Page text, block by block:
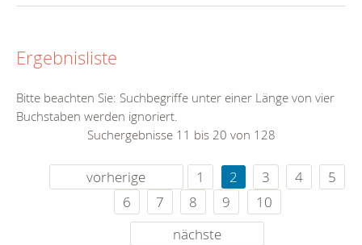
Ergebnisliste
Bitte beachten Sie: Suchbegriffe unter einer Länge von vier
Buchstaben werden ignoriert.
Suchergebnisse 11 bis 20 von 128
vorherige 1 2 3 4
5
6
7 8 9
10
nächste